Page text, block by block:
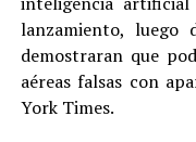
lanzamiento, luego
demostraran que
aéreas falsas con
York Times.